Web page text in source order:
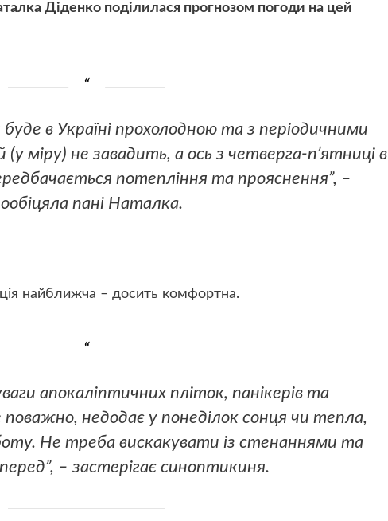
Діденко поділилася прогнозом погоди на цей
в Україні прохолодною та з періодичними
міру) не завадить, а ось з четверга-п’ятниці в
потепління та прояснення”, –
пані Наталка.
найближча – досить комфортна.
апокаліптичних пліток, панікерів та
поважно, недодає у понеділок сонця чи тепла,
Не треба вискакувати із стенаннями та
– застерігає синоптикиня.